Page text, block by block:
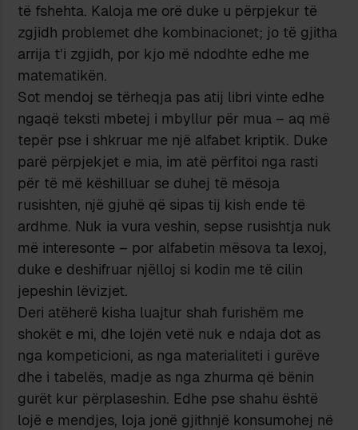
të fshehta. Kaloja me orë duke u përpjekur të
zgjidh problemet dhe kombinacionet; jo të gjitha
arrija t’i zgjidh, por kjo më ndodhte edhe me
matematikën.
Sot mendoj se tërheqja pas atij libri vinte edhe
ngaqë teksti mbetej i mbyllur për mua – aq më
tepër pse i shkruar me një alfabet kriptik. Duke
parë përpjekjet e mia, im atë përfitoi nga rasti
për të më këshilluar se duhej të mësoja
rusishten, një gjuhë që sipas tij kish ende të
ardhme. Nuk ia vura veshin, sepse rusishtja nuk
më interesonte – por alfabetin mësova ta lexoj,
duke e deshifruar njëlloj si kodin me të cilin
jepeshin lëvizjet.
Deri atëherë kisha luajtur shah furishëm me
shokët e mi, dhe lojën vetë nuk e ndaja dot as
nga kompeticioni, as nga materialiteti i gurëve
dhe i tabelës, madje as nga zhurma që bënin
gurët kur përplaseshin. Edhe pse shahu është
lojë e mendjes, loja jonë gjithnjë konsumohej në